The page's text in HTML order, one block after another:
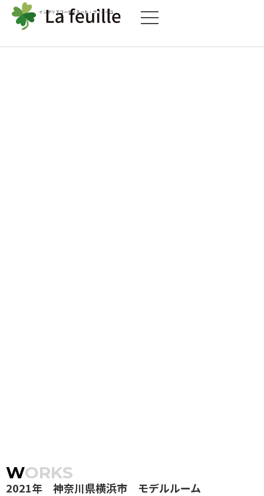
インテリアコーディネート・ラフィーユ
WORKS
2021年 神奈川県横浜市 モデルルーム